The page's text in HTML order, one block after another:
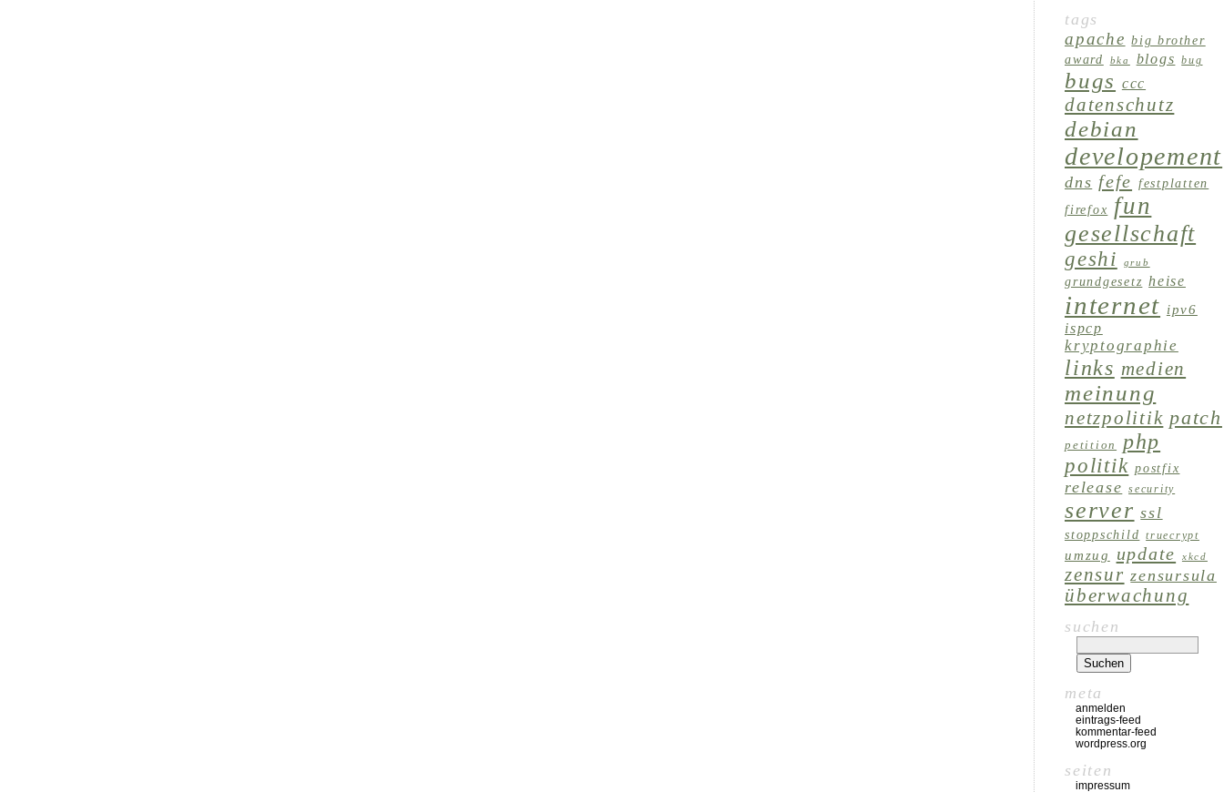
tags
apache big brother
award
bka blogs bug
bugs ccc
datenschutz
debian
developement
dns fefe festplatten
firefox fun
gesellschaft
geshi grub
grundgesetz heise
internet ipv6
ispcp
kryptographie
links medien
meinung
netzpolitik patch
petition php
politik postfix
release security
server ssl
stoppschild truecrypt
umzug update xkcd
zensur zensursula
überwachung
suchen
meta
anmelden
eintrags-feed
kommentar-feed
wordpress.org
seiten
impressum